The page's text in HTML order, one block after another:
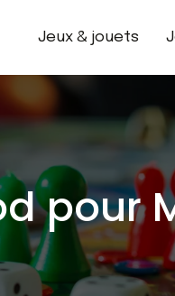
Jeux & jouets
pour